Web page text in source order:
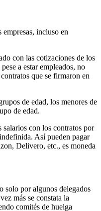
incluso en
con las cotizaciones de los
a estar empleados, no
que se firmaron en
de edad, los menores de
de edad.
salarios con los contratos por
Así pueden pagar
Delivero, etc., es moneda
solo por algunos delegados
más se constata la
comités de huelga